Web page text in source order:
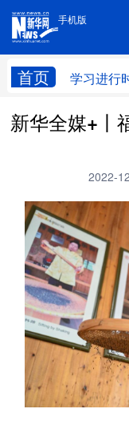
手机版
首页 学习进行
手机版
学习进行时
科技
文化
访谈
法律 中
食品
学术中国
新华全媒+丨
2022-